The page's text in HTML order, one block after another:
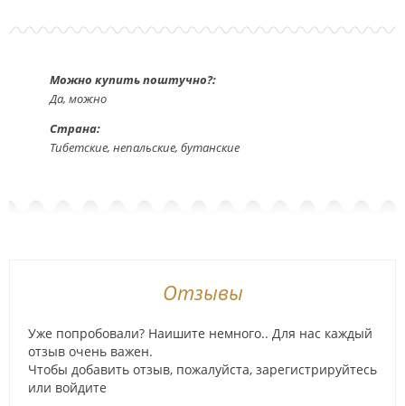
Можно купить поштучно?:
Да, можно
Страна:
Тибетские, непальские, бутанские
Отзывы
Уже попробовали? Наишите немного.. Для нас каждый
отзыв очень важен.
Чтобы добавить отзыв, пожалуйста, зарегистрируйтесь
или войдите